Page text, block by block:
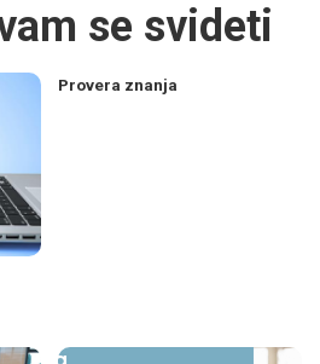
se svideti
Provera znanja